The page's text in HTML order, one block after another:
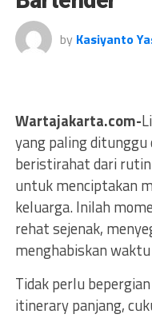
by Kasiyanto
Wartajakarta.com-
yang paling
beristirahat dari
untuk menciptakan
keluarga. Inilah
rehat sejenak,
menghabiskan
Tidak perlu
itinerary panjang,